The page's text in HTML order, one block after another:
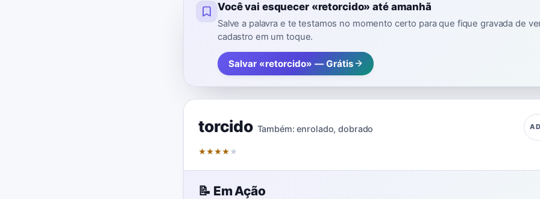
Você vai esquecer «retorcido» até amanhã
Salve a palavra e te testamos no momento certo para que fique gravada de
cadastro em um toque.
Salvar «retorcido» — Grátis
torcido Também: enrolado,dobrado
★★★★ ★
📝 Em Ação